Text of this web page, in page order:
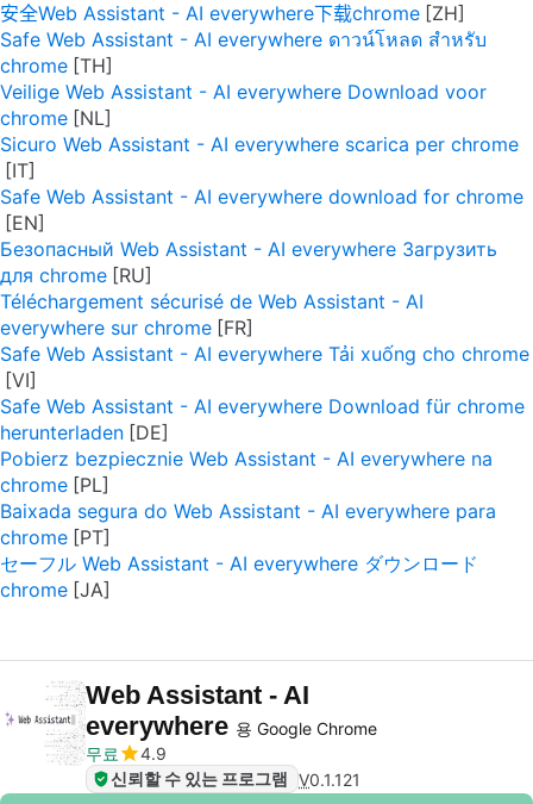
安全Web Assistant - AI everywhere下载chrome
Safe Web Assistant - AI everywhere ดาวน์โหลด สำหรับ
chrome
Veilige Web Assistant - AI everywhere Download voor
chrome
Sicuro Web Assistant - AI everywhere scarica per chrome
Safe Web Assistant - AI everywhere download for chrome
Безопасный Web Assistant - AI everywhere Загрузить
для chrome
Téléchargement sécurisé de Web Assistant - AI
everywhere sur chrome
Safe Web Assistant - AI everywhere Tải xuống cho chrome
Safe Web Assistant - AI everywhere Download für chrome
herunterladen
Pobierz bezpiecznie Web Assistant - AI everywhere na
chrome
Baixada segura do Web Assistant - AI everywhere para
chrome
セーフル Web Assistant - AI everywhere ダウンロード
chrome
Web Assistant - AI
everywhere 용 Google Chrome
무료
4.9
신뢰할 수 있는 프로그램 V0.1.121